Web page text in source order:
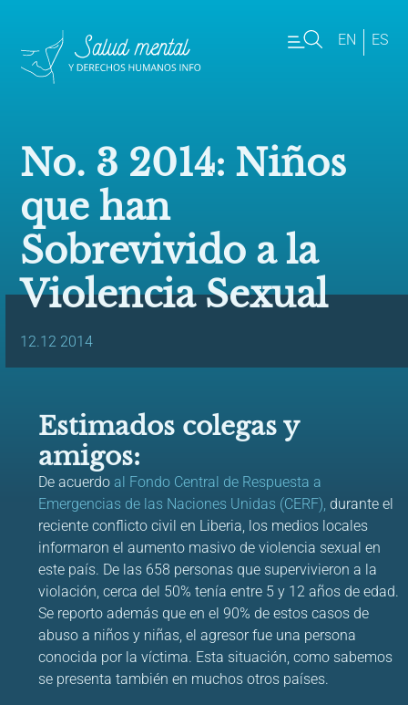
EN ES
No. 3 2014: Niños
que han
Sobrevivido a la
Violencia Sexual
12.12 2014
Estimados colegas y
amigos:
De acuerdo al Fondo Central de Respuesta a
Emergencias de las Naciones Unidas (CERF),durante el
reciente conflicto civil en Liberia, los medios locales
informaron el aumento masivo de violencia sexual en
este país. De las 658 personas que supervivieron a la
violación, cerca del 50% tenía entre 5 y 12 años de edad.
Se reporto además que en el 90% de estos casos de
abuso a niños y niñas, el agresor fue una persona
conocida por la víctima. Esta situación, como sabemos
se presenta también en muchos otros países.